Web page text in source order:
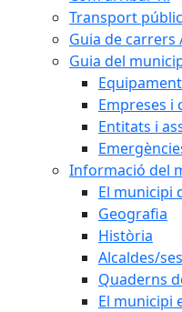
Transport públic
Guia de carrers
Guia del
Empreses i
Entitats i
Informació del
El municipi
Geografia
Història
Alcaldes/
Quaderns
El municipi